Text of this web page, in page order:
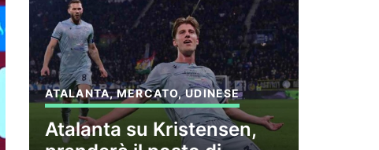
ATALANTA,MERCATO,UDINESE
Atalanta su Kristensen,